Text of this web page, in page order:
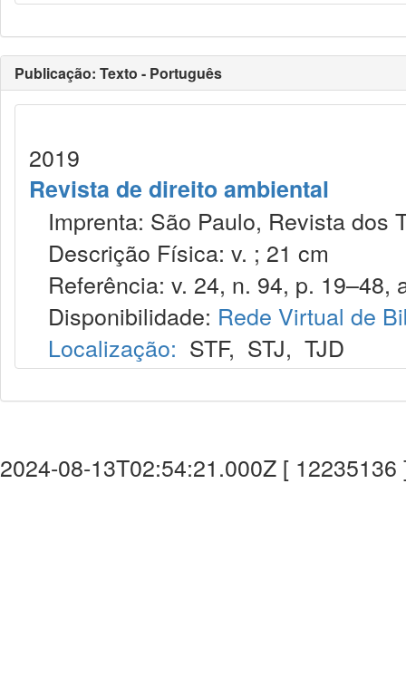
Publicação: Texto - Português
2019
Revista de direito ambiental
Imprenta: São Paulo, Revista dos
Descrição Física: v. ; 21 cm
Referência: v. 24, n. 94, p. 19–48,
Disponibilidade: Rede Virtual de
Localização: STF, STJ, TJD
2024-08-13T02:54:21.000Z [ 12235136